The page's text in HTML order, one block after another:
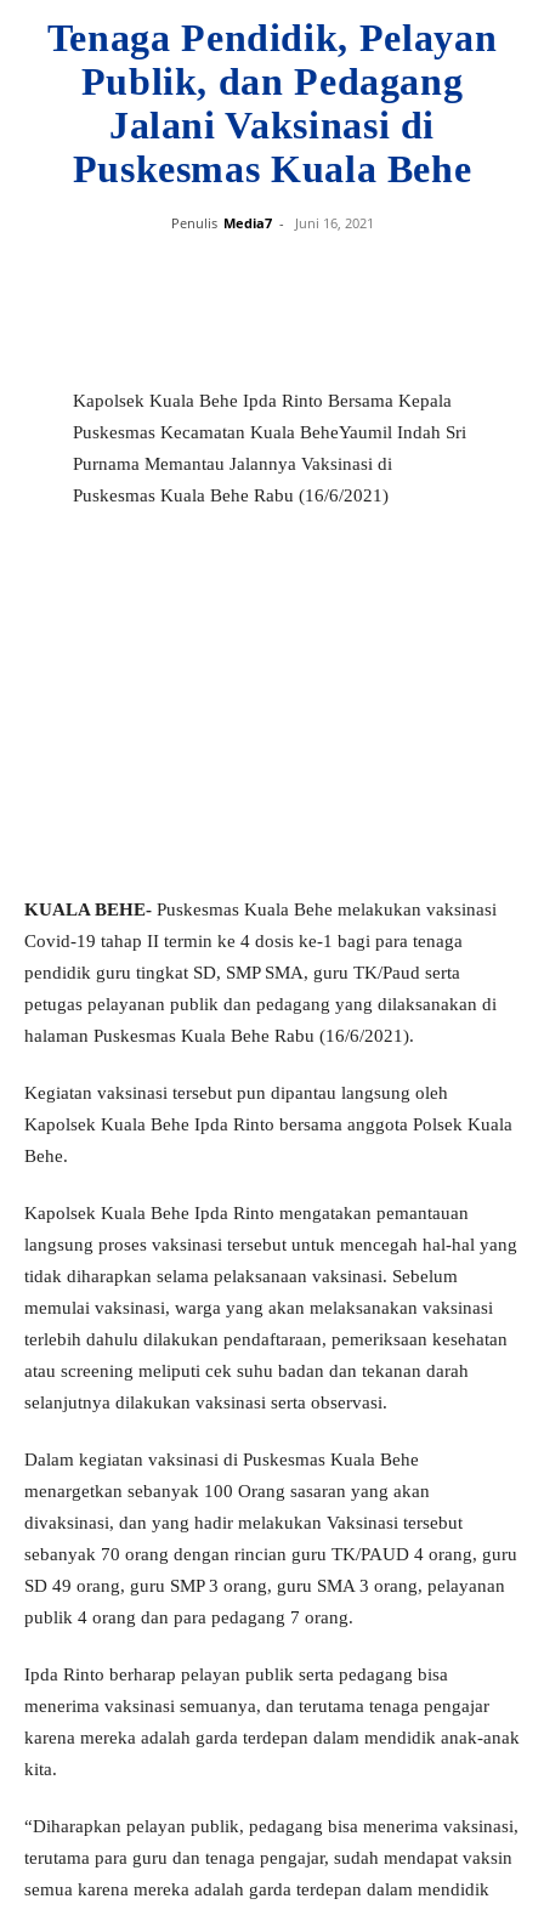
Tenaga Pendidik, Pelayan
Publik, dan Pedagang
Jalani Vaksinasi di
Puskesmas Kuala Behe
Penulis Media7 - Juni 16, 2021
Kapolsek Kuala Behe Ipda Rinto Bersama Kepala
Puskesmas Kecamatan Kuala BeheYaumil Indah Sri
Purnama Memantau Jalannya Vaksinasi di
Puskesmas Kuala Behe Rabu (16/6/2021)
KUALA BEHE- Puskesmas Kuala Behe melakukan vaksinasi
Covid-19 tahap II termin ke 4 dosis ke-1 bagi para tenaga
pendidik guru tingkat SD, SMP SMA, guru TK/Paud serta
petugas pelayanan publik dan pedagang yang dilaksanakan di
halaman Puskesmas Kuala Behe Rabu (16/6/2021).
Kegiatan vaksinasi tersebut pun dipantau langsung oleh
Kapolsek Kuala Behe Ipda Rinto bersama anggota Polsek Kuala
Behe.
Kapolsek Kuala Behe Ipda Rinto mengatakan pemantauan
langsung proses vaksinasi tersebut untuk mencegah hal-hal yang
tidak diharapkan selama pelaksanaan vaksinasi. Sebelum
memulai vaksinasi, warga yang akan melaksanakan vaksinasi
terlebih dahulu dilakukan pendaftaraan, pemeriksaan kesehatan
atau screening meliputi cek suhu badan dan tekanan darah
selanjutnya dilakukan vaksinasi serta observasi.
Dalam kegiatan vaksinasi di Puskesmas Kuala Behe
menargetkan sebanyak 100 Orang sasaran yang akan
divaksinasi, dan yang hadir melakukan Vaksinasi tersebut
sebanyak 70 orang dengan rincian guru TK/PAUD 4 orang, guru
SD 49 orang, guru SMP 3 orang, guru SMA 3 orang, pelayanan
publik 4 orang dan para pedagang 7 orang.
Ipda Rinto berharap pelayan publik serta pedagang bisa
menerima vaksinasi semuanya, dan terutama tenaga pengajar
karena mereka adalah garda terdepan dalam mendidik anak-anak
kita.
“Diharapkan pelayan publik, pedagang bisa menerima vaksinasi,
terutama para guru dan tenaga pengajar, sudah mendapat vaksin
semua karena mereka adalah garda terdepan dalam mendidik